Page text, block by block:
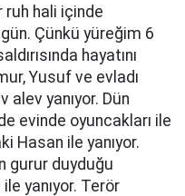
ruh hali içinde
Çünkü yüreğim 6
hayatını
Yusuf ve evladı
alev yanıyor. Dün
evinde oyuncakları ile
Hasan ile yanıyor.
gurur duyduğu
yanıyor. Terör